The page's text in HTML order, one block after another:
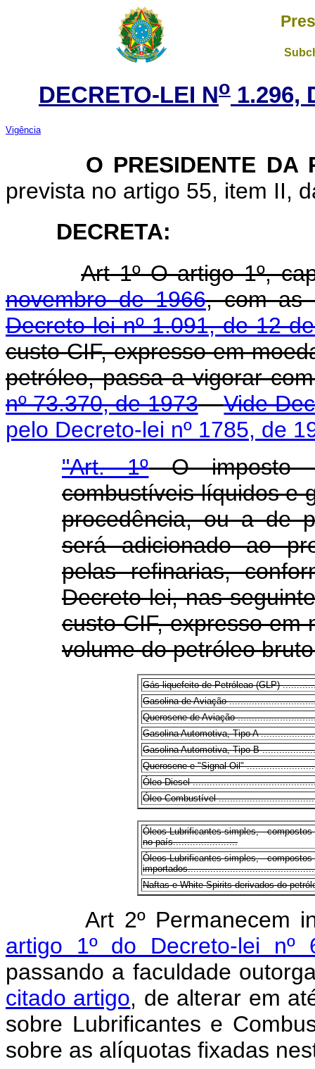
DECRETO-LEI No 1.296,
Vigência
O PRESIDENTE DA
prevista no artigo 55, item II,
DECRETA:
Art 1º O artigo 1º,
novembro de 1966, com as
Decreto-lei nº 1.091, de 12
custo CIF, expresso em
petróleo, passa a vigorar
nº 73.370, de 1973
Vide
pelo Decreto-lei nº 1785, de
"Art. 1ºO imposto
combustíveis líquidos e
procedência, ou a de
será adicionado ao
pelas refinarias,
Decreto-lei, nas
custo CIF, expresso em
volume do petróleo
Gás liquefeito de Petróleao (GLP)
Gasolina de Aviação
Querosene de Aviação
Gasolina Automotiva, Tipo A
Gasolina Automotiva, Tipo B
Querosene e "Signal Oil"
Óleo Diesel
Óleo Combustível
Óleos Lubrificantes simples, -
no país.......................
Óleos Lubrificantes simples, -
Naftas e White Spirits derivados do
Art 2º Permanecem
artigo 1º do Decreto-lei
passando a faculdade
citado artigo, de alterar em
sobre Lubrificantes e
sobre as alíquotas fixadas